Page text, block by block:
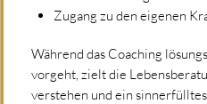
Zugang zu den eigenen
Während das Coaching
vorgeht, zielt die
verstehen und ein sinnerfülltes